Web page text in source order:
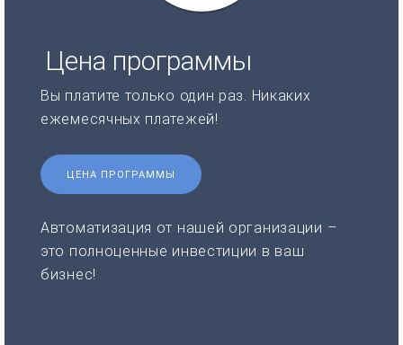
Цена программы
Вы платите только один раз. Никаких
ежемесячных платежей!
ЦЕНА ПРОГРАММЫ
Автоматизация от нашей организации –
это полноценные инвестиции в ваш
бизнес!